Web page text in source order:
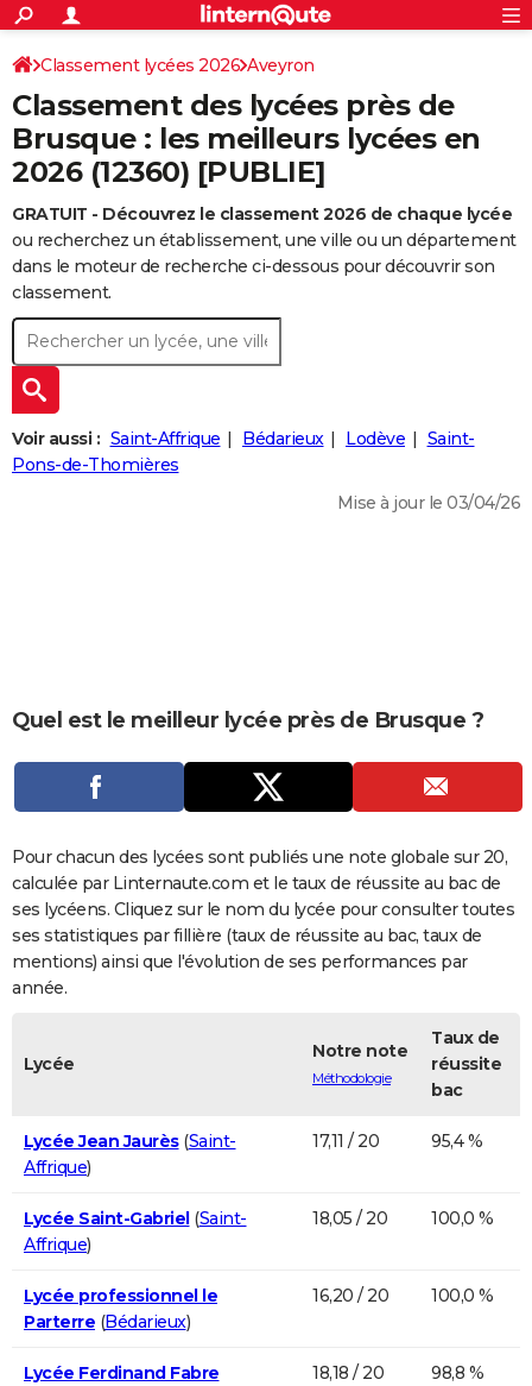
ACTUALITÉS
Politique
Société
Faits Divers
Education
Monde
Villes
+
SPORT
Coupe du monde 2026
Football
Tennis
Cyclisme
Rugby
Forum
Programme TV
TNT
Streaming
Cinéma
Sorties cinéma
Musique
+
FINANCE
Retraite
Impôts
Epargne
Immobilier
Risques naturels par ville
Banque
Assurance
Crédit
AUTO
Essais
Réserver un essai
Citadines
Berlines
SUV
Forum auto
+
HIGH-TECH
BRICOLAGE
Forum
Aménagement intérieur
Extérieur
Cuisine
Salle de bains
Jardinage
Rangement
+WEEK-END
Guides de France
Escapades
Patrimoine
Expositions
Musées
Week-end nature
+
LIFESTYLE
Art de vivre
Bien-être
Loisirs
Mode
Modes de vie
+SANTE
Dictionnaire
Biographies
Expressions
Proverbes
PROGRAMME TV
COPAINS D'AVANT
S'inscrire
Se connecter
Lycées
Collèges
Primaires
Universités
Entreprises
Service militaire
Avis de recherche
AVIS DE DÉCÈS
FORUM
Bricolage
Lifestyle
Culture
Sport
Auto
Television
Voyage
Cinema
S'inscrire
Connexion
Classement lycées 2026 Aveyron
Classement des lycées près de
Brusque : les meilleurs lycées en
2026 (12360) [PUBLIE]
GRATUIT - Découvrez le classement 2026 de chaque lycée
ou recherchez un établissement, une ville ou un département
dans le moteur de recherche ci-dessous pour découvrir son
classement.
Voir aussi : Saint-Affrique Bédarieux Lodève
Saint-
Pons-de-Thomières
Mise à jour le 03/04/26
Quel est le meilleur lycée près de Brusque ?
Pour chacun des lycées sont publiés une note globale sur 20,
calculée par Linternaute.com et le taux de réussite au bac de
ses lycéens. Cliquez sur le nom du lycée pour consulter toutes
ses statistiques par fillière (taux de réussite au bac, taux de
mentions) ainsi que l'évolution de ses performances par
année.
Lycée
Notre note
Méthodologie
Taux de
réussite
bac
Lycée Jean Jaurès(Saint-
Affrique)
17,11 / 20 95,4 %
Lycée Saint-Gabriel(Saint-
Affrique)
18,05 / 20 100,0 %
Lycée professionnel le
Parterre (Bédarieux)
16,20 / 20 100,0 %
Lycée Ferdinand Fabre
18,18 / 20 98,8 %